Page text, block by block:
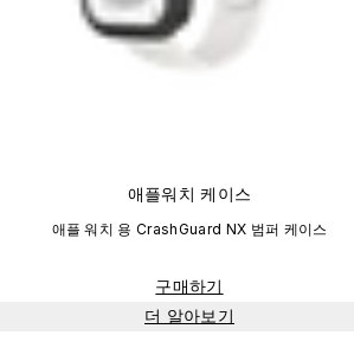
애플워치 케이스
애플 워치 용 CrashGuard NX 범퍼 케이스
구매하기
더 알아보기